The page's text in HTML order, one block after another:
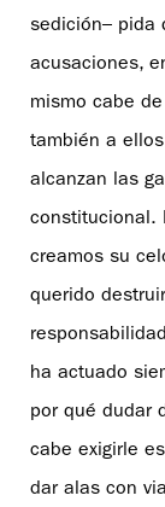
sedición– pida
acusaciones,
mismo cabe
también a
alcanzan las
constitucional.
creamos su
querido
ha actuado
por qué dudar
cabe exigirle
dar alas con